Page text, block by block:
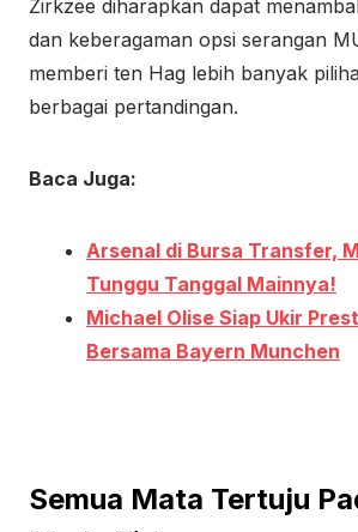
Zirkzee diharapkan dapat
dan keberagaman opsi serangan
memberi ten Hag lebih banyak
berbagai pertandingan.
Baca Juga:
Arsenal di Bursa Transfer,
Tunggu Tanggal Mainnya!
Michael Olise Siap Ukir
Bersama Bayern Munchen
Semua Mata Tertuju